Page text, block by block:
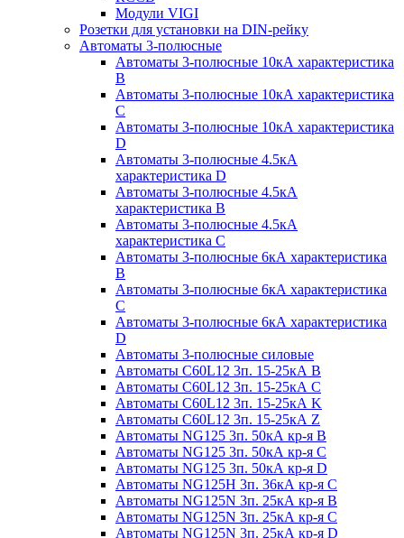
Модули VIGI
Розетки для установки на DIN-рейку
Автоматы 3-полюсные
Автоматы 3-полюсные 10кА характеристика
B
Автоматы 3-полюсные 10кА характеристика
C
Автоматы 3-полюсные 10кА характеристика
D
Автоматы 3-полюсные 4.5кА
характеристика D
Автоматы 3-полюсные 4.5кА
характеристика В
Автоматы 3-полюсные 4.5кА
характеристика С
Автоматы 3-полюсные 6кА характеристика
B
Автоматы 3-полюсные 6кА характеристика
C
Автоматы 3-полюсные 6кА характеристика
D
Автоматы 3-полюсные силовые
Автоматы C60L12 3п. 15-25кА B
Автоматы C60L12 3п. 15-25кА C
Автоматы C60L12 3п. 15-25кА K
Автоматы C60L12 3п. 15-25кА Z
Автоматы NG125 3п. 50кА кр-я B
Автоматы NG125 3п. 50кА кр-я C
Автоматы NG125 3п. 50кА кр-я D
Автоматы NG125H 3п. 36кА кр-я C
Автоматы NG125N 3п. 25кА кр-я B
Автоматы NG125N 3п. 25кА кр-я C
Автоматы NG125N 3п. 25кА кр-я D